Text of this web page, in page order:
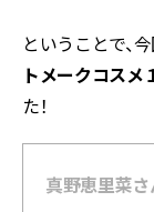
ということで、
トメークコスメ
た！
真野恵里菜